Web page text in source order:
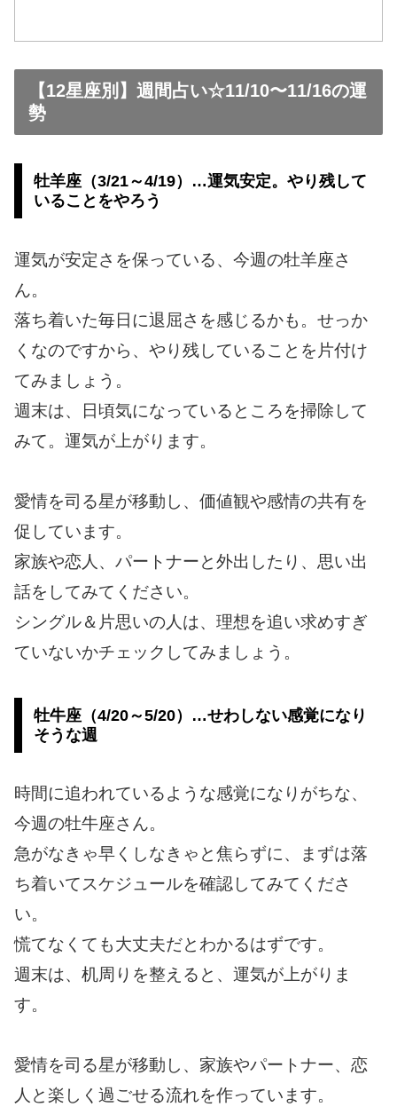
【12星座別】週間占い☆11/10〜11/16の運
勢
牡羊座（3/21～4/19）…運気安定。やり残して
いることをやろう
運気が安定さを保っている、今週の牡羊座さ
ん。
落ち着いた毎日に退屈さを感じるかも。せっか
くなのですから、やり残していることを片付け
てみましょう。
週末は、日頃気になっているところを掃除して
みて。運気が上がります。
愛情を司る星が移動し、価値観や感情の共有を
促しています。
家族や恋人、パートナーと外出したり、思い出
話をしてみてください。
シングル＆片思いの人は、理想を追い求めすぎ
ていないかチェックしてみましょう。
牡牛座（4/20～5/20）…せわしない感覚になり
そうな週
時間に追われているような感覚になりがちな、
今週の牡牛座さん。
急がなきゃ早くしなきゃと焦らずに、まずは落
ち着いてスケジュールを確認してみてくださ
い。
慌てなくても大丈夫だとわかるはずです。
週末は、机周りを整えると、運気が上がりま
す。
愛情を司る星が移動し、家族やパートナー、恋
人と楽しく過ごせる流れを作っています。